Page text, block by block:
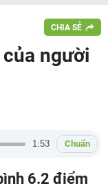
CHIA SẺ
người
1:53 Chuẩn
6.2 điểm